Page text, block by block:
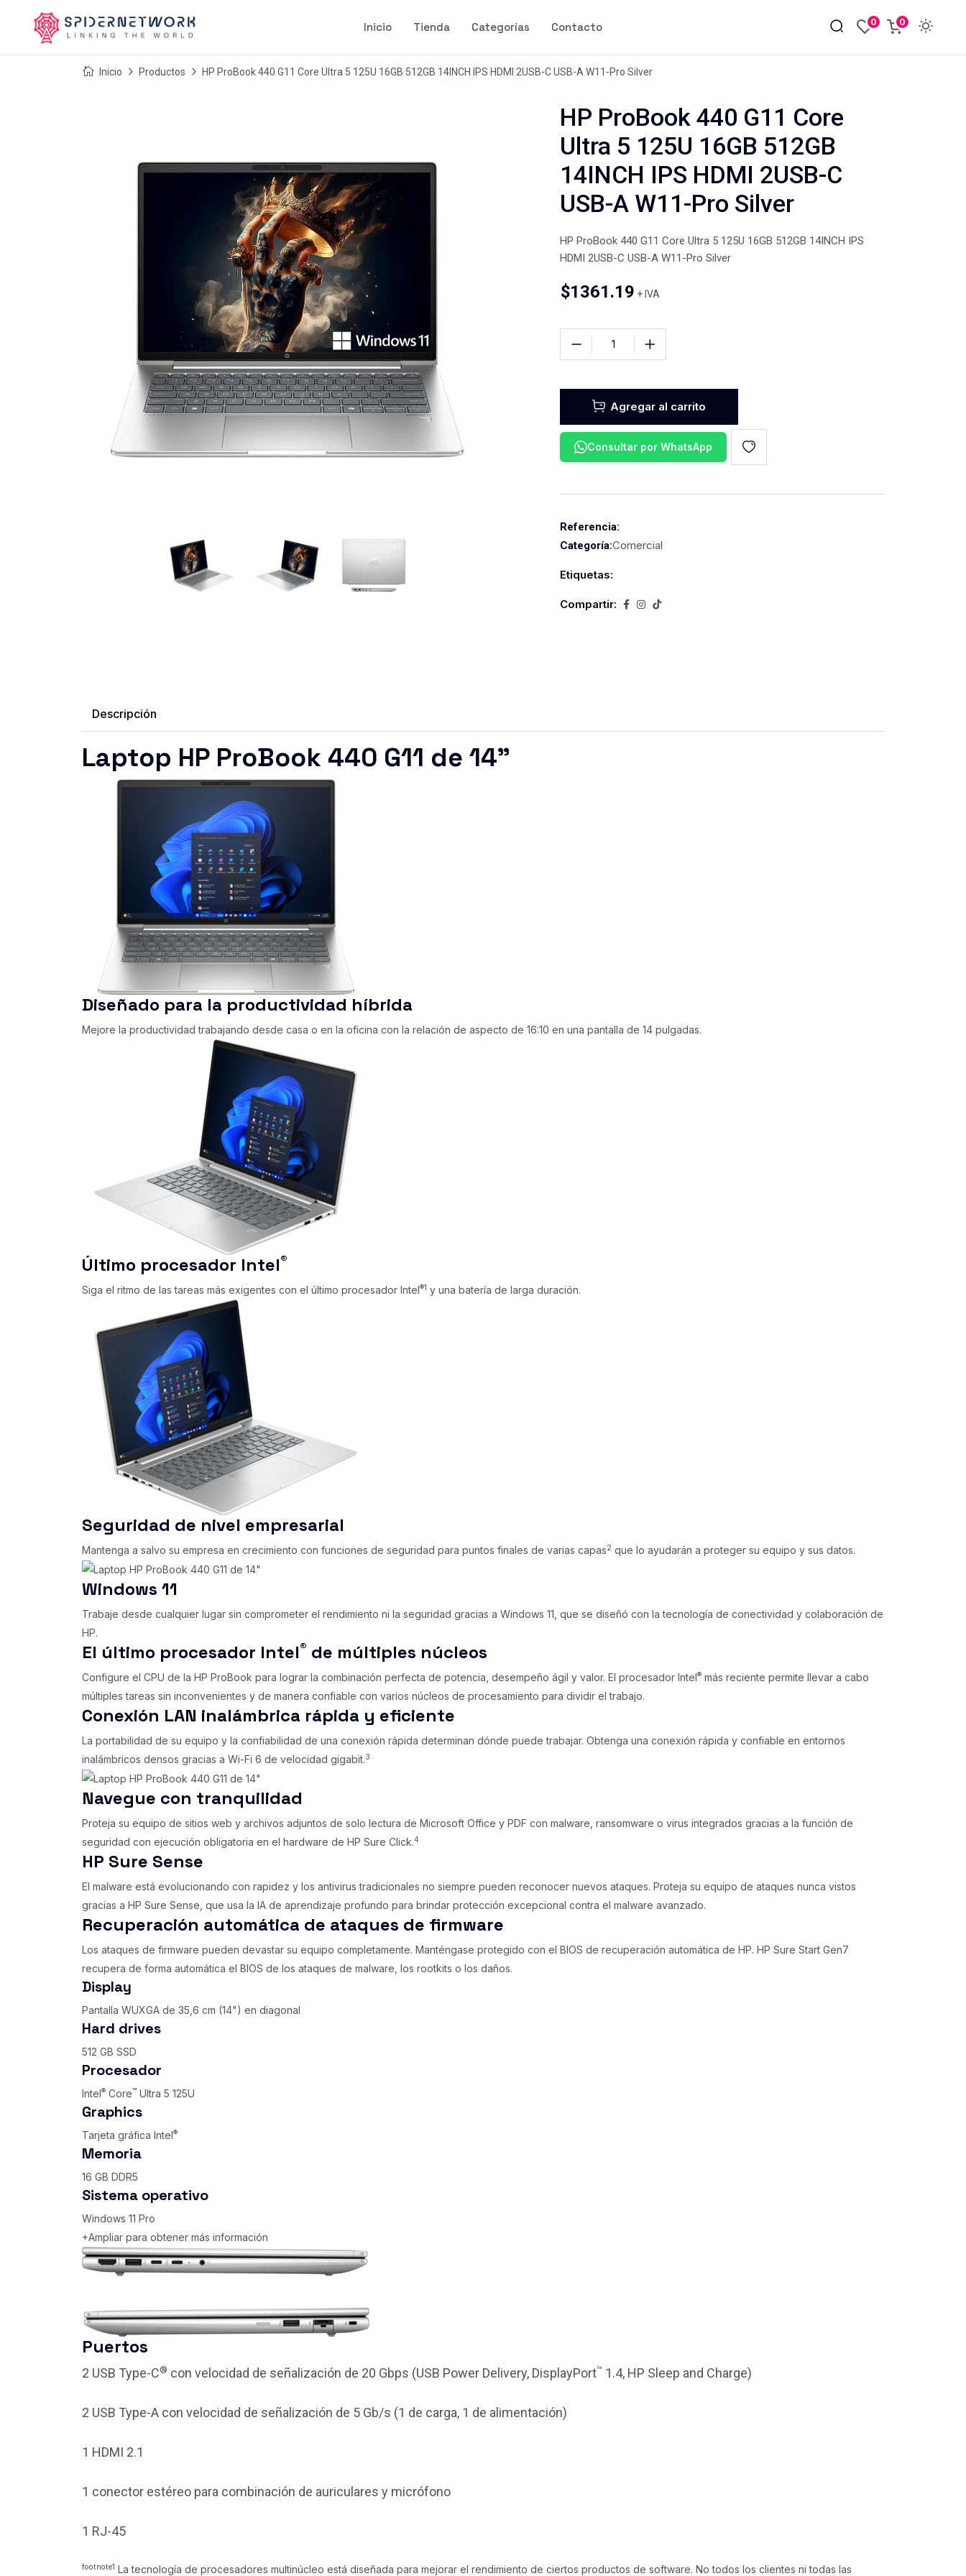
Inicio Tienda Categorías Contacto 0 0
Inicio Productos HP ProBook 440 G11 Core Ultra 5 125U 16GB 512GB 14INCH IPS HDMI 2USB-C USB-A W11-Pro Silver
HP ProBook 440 G11 Core
Ultra 5 125U 16GB 512GB
14INCH IPS HDMI 2USB-C
USB-A W11-Pro Silver
HP ProBook 440 G11 Core Ultra 5 125U 16GB 512GB 14INCH IPS
HDMI 2USB-C USB-A W11-Pro Silver
$1361.19 + IVA
Agregar al carrito
Consultar por WhatsApp
Referencia:
Categoría:Comercial
Etiquetas:
Compartir:
Descripción
Laptop HP ProBook 440 G11 de 14"
Diseñado para la productividad híbrida
Mejore la productividad trabajando desde casa o en la oficina con la relación de aspecto de 16:10 en una pantalla de 14 pulgadas.
Último procesador Intel®
Siga el ritmo de las tareas más exigentes con el último procesador Intel®1 y una batería de larga duración.
Seguridad de nivel empresarial
Mantenga a salvo su empresa en crecimiento con funciones de seguridad para puntos finales de varias capas2 que lo ayudarán a proteger su equipo y sus datos.
Windows 11
Trabaje desde cualquier lugar sin comprometer el rendimiento ni la seguridad gracias a Windows 11, que se diseñó con la tecnología de conectividad y colaboración de
HP.
El último procesador Intel® de múltiples núcleos
Configure el CPU de la HP ProBook para lograr la combinación perfecta de potencia, desempeño ágil y valor. El procesador Intel® más reciente permite llevar a cabo
múltiples tareas sin inconvenientes y de manera confiable con varios núcleos de procesamiento para dividir el trabajo.
Conexión LAN inalámbrica rápida y eficiente
La portabilidad de su equipo y la confiabilidad de una conexión rápida determinan dónde puede trabajar. Obtenga una conexión rápida y confiable en entornos
inalámbricos densos gracias a Wi-Fi 6 de velocidad gigabit.3
Navegue con tranquilidad
Proteja su equipo de sitios web y archivos adjuntos de solo lectura de Microsoft Office y PDF con malware, ransomware o virus integrados gracias a la función de
seguridad con ejecución obligatoria en el hardware de HP Sure Click.4
HP Sure Sense
El malware está evolucionando con rapidez y los antivirus tradicionales no siempre pueden reconocer nuevos ataques. Proteja su equipo de ataques nunca vistos
gracias a HP Sure Sense, que usa la IA de aprendizaje profundo para brindar protección excepcional contra el malware avanzado.
Recuperación automática de ataques de firmware
Los ataques de firmware pueden devastar su equipo completamente. Manténgase protegido con el BIOS de recuperación automática de HP. HP Sure Start Gen7
recupera de forma automática el BIOS de los ataques de malware, los rootkits o los daños.
Display
Pantalla WUXGA de 35,6 cm (14") en diagonal
Hard drives
512 GB SSD
Procesador
Intel® Core™ Ultra 5 125U
Graphics
Tarjeta gráfica Intel®
Memoria
16 GB DDR5
Sistema operativo
Windows 11 Pro
+Ampliar para obtener más información
Puertos
2 USB Type-C® con velocidad de señalización de 20 Gbps (USB Power Delivery, DisplayPort™ 1.4, HP Sleep and Charge)
2 USB Type-A con velocidad de señalización de 5 Gb/s (1 de carga, 1 de alimentación)
1 HDMI 2.1
1 conector estéreo para combinación de auriculares y micrófono
1 RJ-45
footnote1 La tecnología de procesadores multinúcleo está diseñada para mejorar el rendimiento de ciertos productos de software. No todos los clientes ni todas las